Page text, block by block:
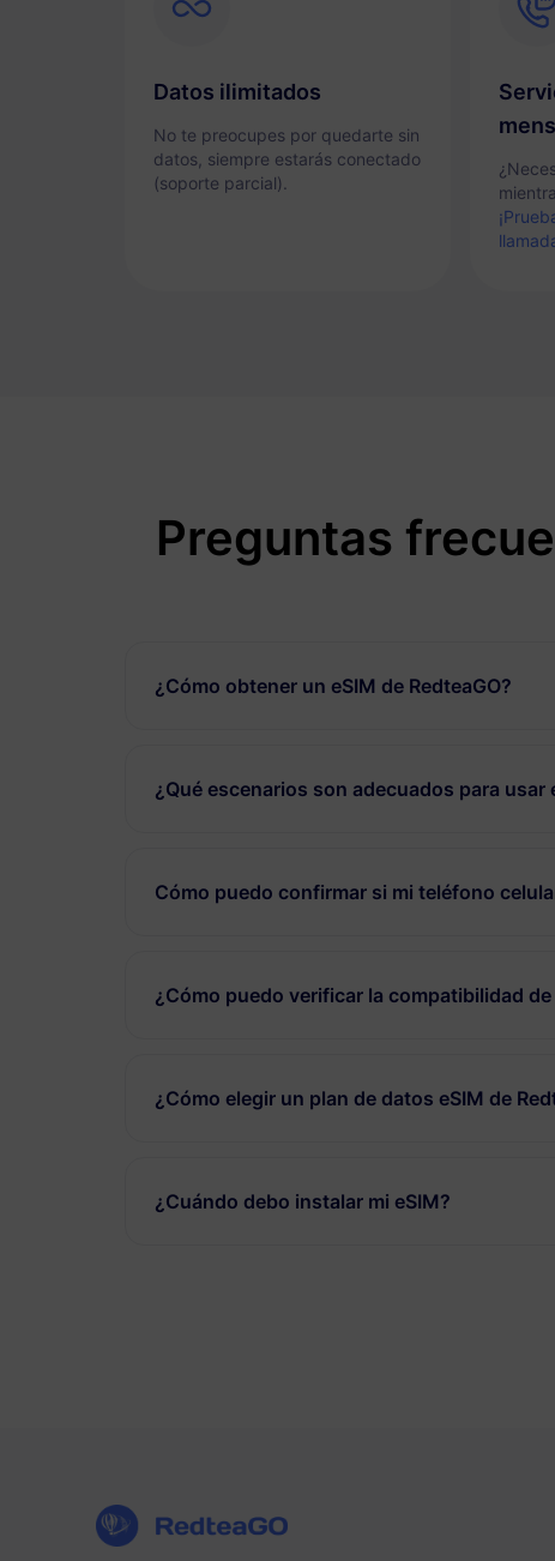
Datos ilimitados
No te preocupes por quedarte sin
datos, siempre estarás conectado
(soporte parcial).
Preguntas
¿Cómo obtener un eSIM de RedteaGO?
¿Qué escenarios son adecuados para usar
Cómo puedo confirmar si mi teléfono
¿Cómo puedo verificar la compatibilidad
¿Cómo elegir un plan de datos eSIM de
¿Cuándo debo instalar mi eSIM?